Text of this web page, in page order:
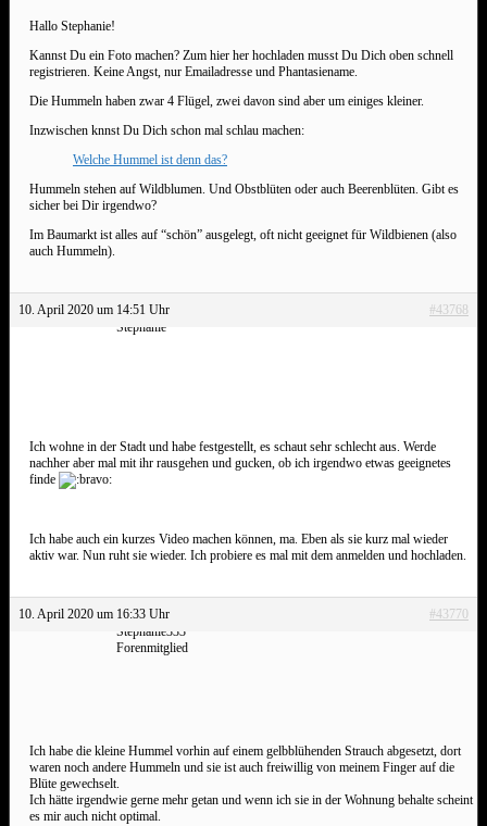
Hallo Stephanie!
Kannst Du ein Foto machen? Zum hier her hochladen musst Du Dich oben schnell
registrieren. Keine Angst, nur Emailadresse und Phantasiename.
Die Hummeln haben zwar 4 Flügel, zwei davon sind aber um einiges kleiner.
Inzwischen knnst Du Dich schon mal schlau machen:
Welche Hummel ist denn das?
Hummeln stehen auf Wildblumen. Und Obstblüten oder auch Beerenblüten. Gibt es
sicher bei Dir irgendwo?
Im Baumarkt ist alles auf “schön” ausgelegt, oft nicht geeignet für Wildbienen (also
auch Hummeln).
10. April 2020 um 14:51 Uhr
#43768
Stephanie
Ich wohne in der Stadt und habe festgestellt, es schaut sehr schlecht aus. Werde
nachher aber mal mit ihr rausgehen und gucken, ob ich irgendwo etwas geeignetes
finde
Ich habe auch ein kurzes Video machen können, ma. Eben als sie kurz mal wieder
aktiv war. Nun ruht sie wieder. Ich probiere es mal mit dem anmelden und hochladen.
10. April 2020 um 16:33 Uhr
#43770
Stephanie333
Forenmitglied
Ich habe die kleine Hummel vorhin auf einem gelbblühenden Strauch abgesetzt, dort
waren noch andere Hummeln und sie ist auch freiwillig von meinem Finger auf die
Blüte gewechselt.
Ich hätte irgendwie gerne mehr getan und wenn ich sie in der Wohnung behalte scheint
es mir auch nicht optimal.